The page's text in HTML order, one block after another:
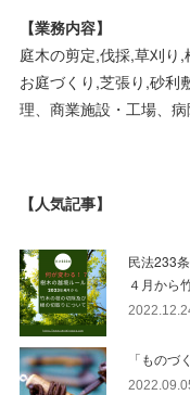
【業務内容】
庭木の剪定,伐採,草刈り
お庭づくり,芝張り,砂利
理、商業施設・工場、
【人気記事】
民法233
４月から
「ものづ